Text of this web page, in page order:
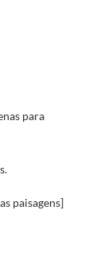
para
paisagens]